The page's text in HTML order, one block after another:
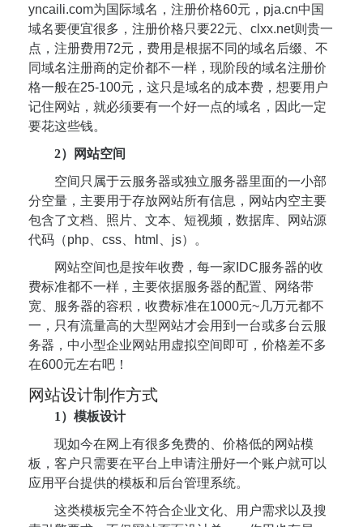
yncaili.com为国际域名，注册价格60元，pja.cn中国
域名要便宜很多，注册价格只要22元、clxx.net则贵一
点，注册费用72元，费用是根据不同的域名后缀、不
同域名注册商的定价都不一样，现阶段的域名注册价
格一般在25-100元，这只是域名的成本费，想要用户
记住网站，就必须要有一个好一点的域名，因此一定
要花这些钱。
2）网站空间
空间只属于云服务器或独立服务器里面的一小部
分空量，主要用于存放网站所有信息，网站内空主要
包含了文档、照片、文本、短视频，数据库、网站源
代码（php、css、html、js）。
网站空间也是按年收费，每一家IDC服务器的收
费标准都不一样，主要依据服务器的配置、网络带
宽、服务器的容积，收费标准在1000元~几万元都不
一，只有流量高的大型网站才会用到一台或多台云服
务器，中小型企业网站用虚拟空间即可，价格差不多
在600元左右吧！
网站设计制作方式
1）模板设计
现如今在网上有很多免费的、价格低的网站模
板，客户只需要在平台上申请注册好一个账户就可以
应用平台提供的模板和后台管理系统。
这类模板完全不符合企业文化、用户需求以及搜